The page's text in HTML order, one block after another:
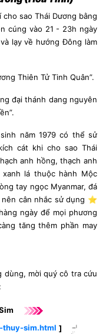
sao Thái Dương bằng
cúng vào 21 - 23h ngày
lạy về hướng Đông làm
Thiên Tử Tinh Quân”.
đại thánh dang nguyên
năm 1979 có thể sử
cát khi cho sao Thái
anh hồng, thạch anh
lá thuộc hành Mộc
tay ngọc Myanmar, đá
cân nhắc sử dụng ⭐
ngày để mọi phương
tăng thêm phần may
dùng, mời quý cô tra cứu
thuy-sim.html ]